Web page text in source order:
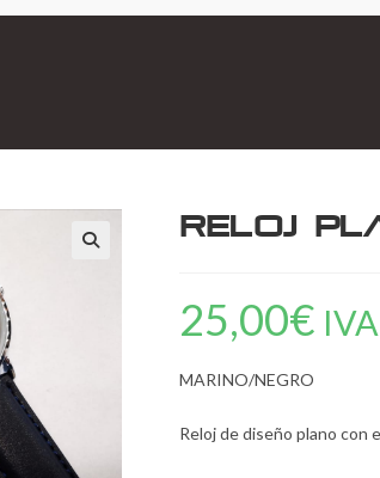
Reloj
25,00€
MARINO/NEGRO
Reloj de diseño plano con